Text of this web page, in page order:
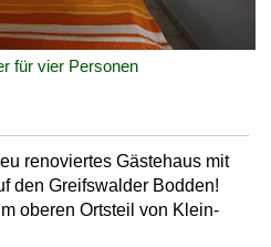
für vier Personen
renoviertes Gästehaus mit
den Greifswalder Bodden!
oberen Ortsteil von Klein-